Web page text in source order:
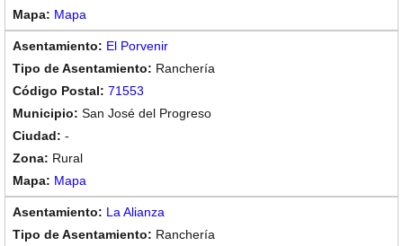
Mapa
El Porvenir
Ranchería
71553
San José del Progreso
-
Rural
Mapa
La Alianza
Ranchería